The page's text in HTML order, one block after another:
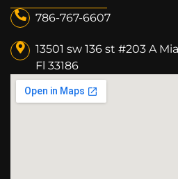
786-767-6607
13501 sw 136 st #203 A
Fl 33186​